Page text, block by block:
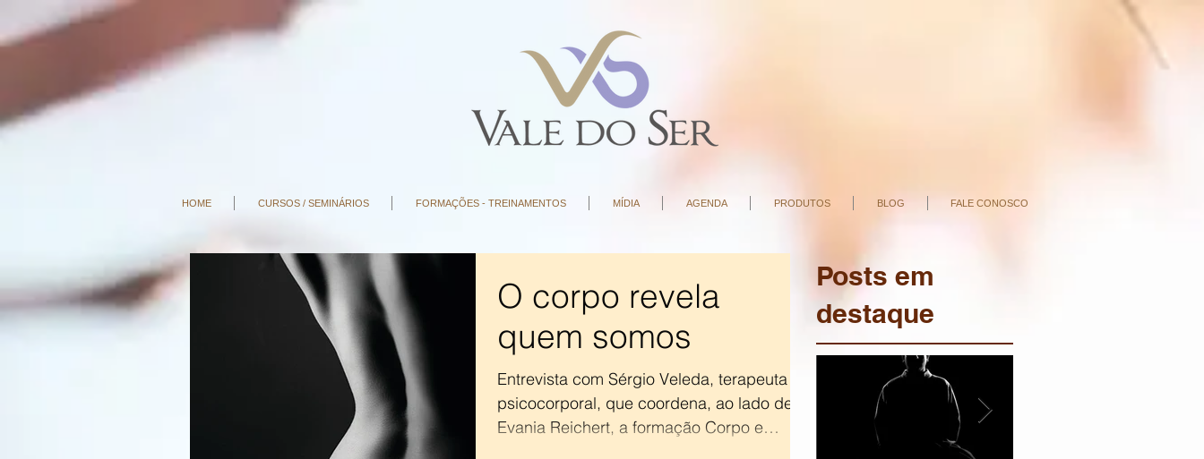
HOME CURSOS / SEMINÁRIOS FORMAÇÕES - TREINAMENTOS MÍDIA AGENDA PRODUTOS BLOG FALE CONOSCO
O corpo revela
quem somos
Entrevista com Sérgio Veleda, terapeuta
psicocorporal, que coordena, ao lado de
Evania Reichert, a formação Corpo e
Posts em
destaque